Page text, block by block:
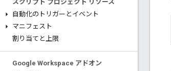
スクリプト プロジェクト リソース
自動化のトリガーとイベント
マニフェスト
割り当てと上限
Google Workspace アドオン